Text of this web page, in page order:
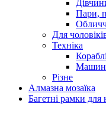
Пари,
Для
Техніка
Кораблі
Різне
Алмазна мозаїка
Багетні рамки для